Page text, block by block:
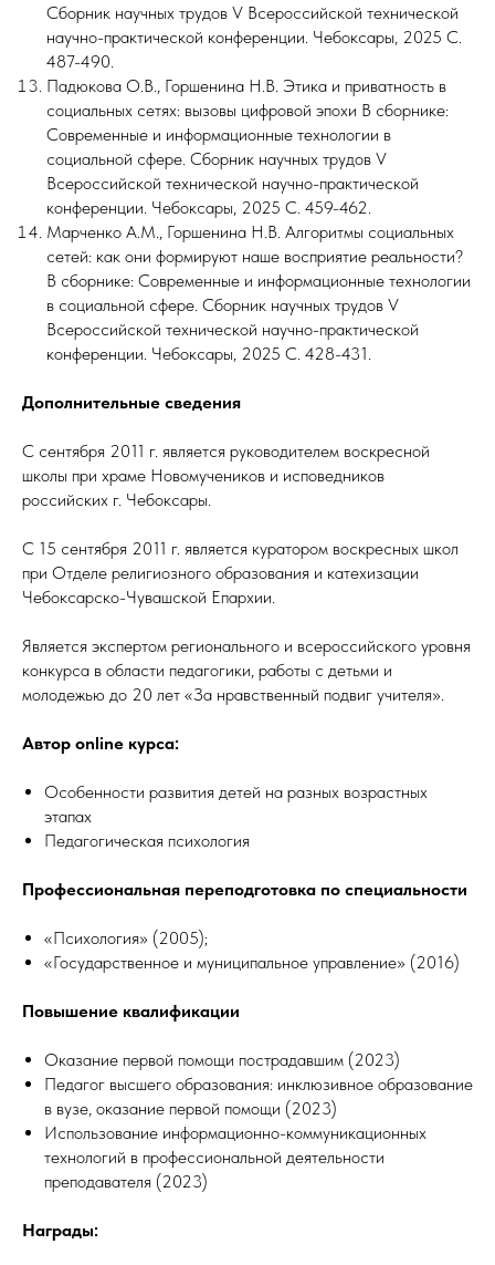
Сборник научных трудов V Всероссийской технической
научно-практической конференции. Чебоксары, 2025 С.
487-490.
Падюкова О.В., Горшенина Н.В. Этика и приватность в
социальных сетях: вызовы цифровой эпохи В сборнике:
Современные и информационные технологии в
социальной сфере. Сборник научных трудов V
Всероссийской технической научно-практической
конференции. Чебоксары, 2025 С. 459-462.
Марченко А.М., Горшенина Н.В. Алгоритмы социальных
сетей: как они формируют наше восприятие реальности?
В сборнике: Современные и информационные технологии
в социальной сфере. Сборник научных трудов V
Всероссийской технической научно-практической
конференции. Чебоксары, 2025 С. 428-431.
Дополнительные сведения
С сентября 2011 г. является руководителем воскресной
школы при храме Новомучеников и исповедников
российских г. Чебоксары.
С 15 сентября 2011 г. является куратором воскресных школ
при Отделе религиозного образования и катехизации
Чебоксарско-Чувашской Епархии.
Является экспертом регионального и всероссийского уровня
конкурса в области педагогики, работы с детьми и
молодежью до 20 лет «За нравственный подвиг учителя».
Автор online курса:
Особенности развития детей на разных возрастных
этапах
Педагогическая психология
Профессиональная переподготовка по специальности
«Психология» (2005);
«Государственное и муниципальное управление» (2016)
Повышение квалификации
Оказание первой помощи пострадавшим (2023)
Педагог высшего образования: инклюзивное образование
в вузе, оказание первой помощи (2023)
Использование информационно-коммуникационных
технологий в профессиональной деятельности
преподавателя (2023)
Награды: